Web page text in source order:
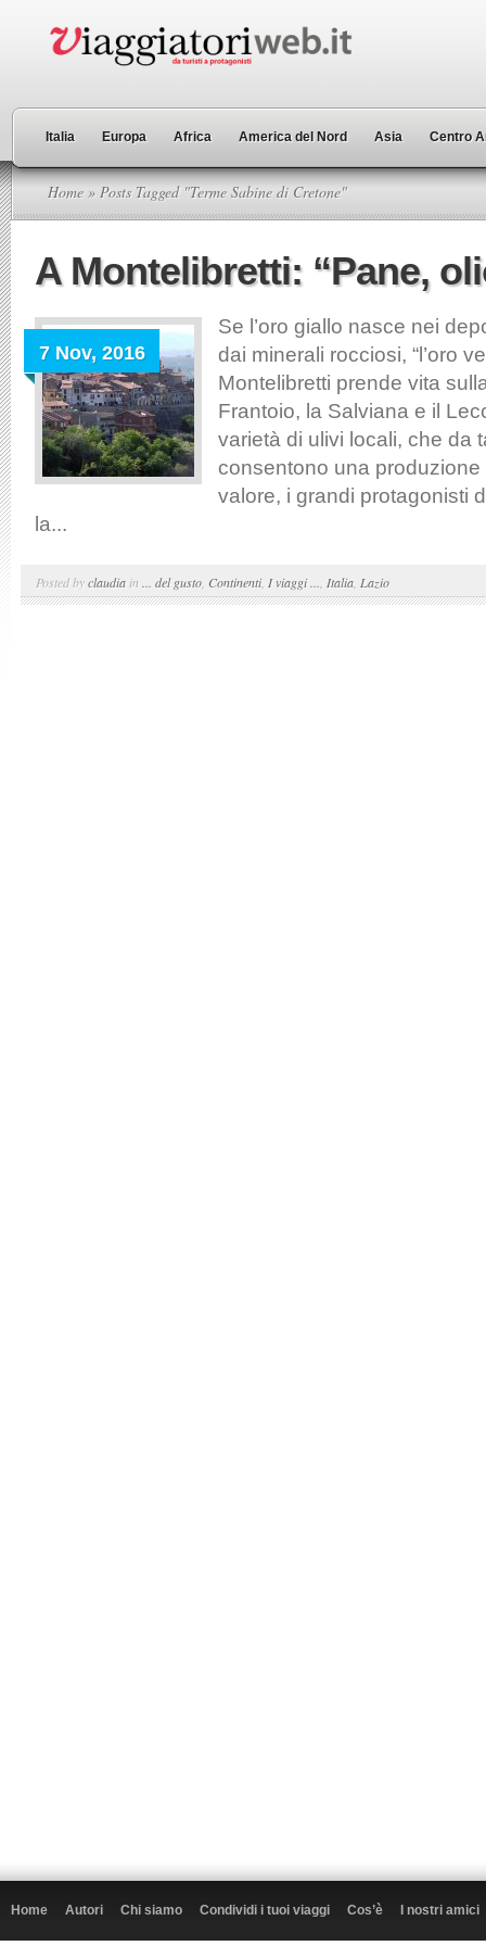
Italia Europa Africa America del Nord Asia Centro
Home » Posts Tagged "Terme Sabine di Cretone"
A Montelibretti: “Pane,
7 Nov, 2016
Se l’oro giallo nasce nei
dai minerali rocciosi, “l’oro
Montelibretti prende vita
Frantoio, la Salviana e il
varietà di ulivi locali, che da
consentono una
valore, i grandi protagonisti
la...
Posted byclaudia in ... del gusto Continenti, I viaggi ... Italia Lazio
Home Autori Chi siamo Condividi i tuoi viaggi Cos’è I nostri amici